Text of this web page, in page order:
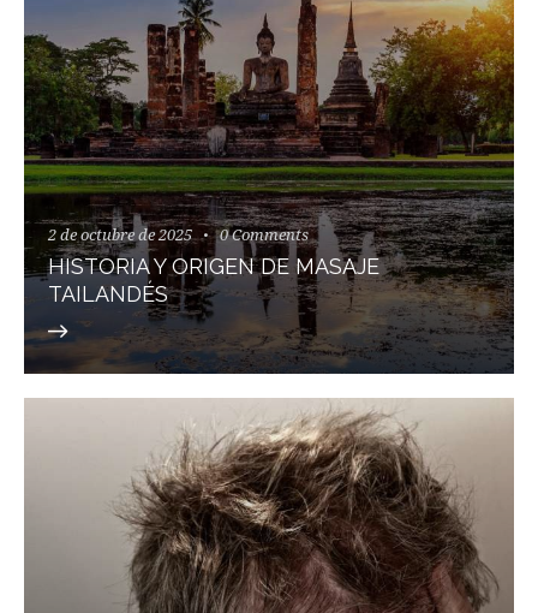
2 de octubre de 2025 0 Comments
HISTORIA Y ORIGEN DE MASAJE
TAILANDÉS